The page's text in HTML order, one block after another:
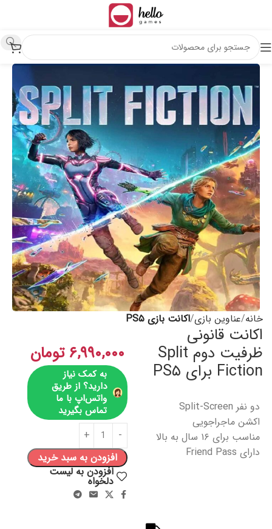
خانه عناوین بازی اکانت بازی PS۵
اکانت قانونی
ظرفیت دوم Split
Fiction برای PS۵
دو نفر Split-Screen
اکشن ماجراجویی
مناسب برای ۱۶ سال به بالا
دارای Friend Pass
۶,۹۹۰,۰۰۰ تومان
به کمک نیاز
دارید؟ از طریق
واتس‌اپ با ما
تماس بگیرید
افزودن به سبد خرید
افزودن به لیست
دلخواه